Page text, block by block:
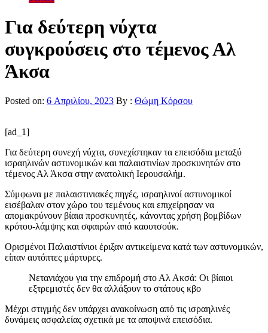
Για δεύτερη νύχτα
συγκρούσεις στο τέμενος Αλ
Άκσα
Posted on: 6 Απριλίου, 2023 By : Θώμη Κόρσου
[ad_1]
Για δεύτερη συνεχή νύχτα, συνεχίστηκαν τα επεισόδια μεταξύ
ισραηλινών αστυνομικών και παλαιστινίων προσκυνητών στο
τέμενος Αλ Άκσα στην ανατολική Ιερουσαλήμ.
Σύμφωνα με παλαιστινιακές πηγές, ισραηλινοί αστυνομικοί
εισέβαλαν στον χώρο του τεμένους και επιχείρησαν να
απομακρύνουν βίαια προσκυνητές, κάνοντας χρήση βομβίδων
κρότου-λάμψης και σφαιρών από καουτσούκ.
Ορισμένοι Παλαιστίνιοι έριξαν αντικείμενα κατά των αστυνομικών,
είπαν αυτόπτες μάρτυρες.
Νετανιάχου για την επιδρομή στο Αλ Ακσά: Οι βίαιοι
εξτρεμιστές δεν θα αλλάξουν το στάτους κβο
Μέχρι στιγμής δεν υπάρχει ανακοίνωση από τις ισραηλινές
δυνάμεις ασφαλείας σχετικά με τα αποψινά επεισόδια.